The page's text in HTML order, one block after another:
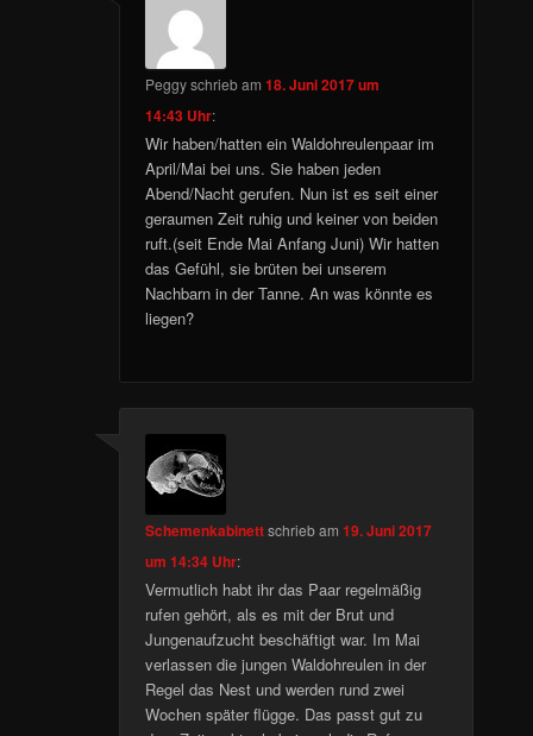
Peggyschriebam18. Juni 2017 um
14:43 Uhr:
Wir haben/hatten ein Waldohreulenpaar im
April/Mai bei uns. Sie haben jeden
Abend/Nacht gerufen. Nun ist es seit einer
geraumen Zeit ruhig und keiner von beiden
ruft.(seit Ende Mai Anfang Juni) Wir hatten
das Gefühl, sie brüten bei unserem
Nachbarn in der Tanne. An was könnte es
liegen?
Schemenkabinettschriebam19. Juni 2017
um 14:34 Uhr:
Vermutlich habt ihr das Paar regelmäßig
rufen gehört, als es mit der Brut und
Jungenaufzucht beschäftigt war. Im Mai
verlassen die jungen Waldohreulen in der
Regel das Nest und werden rund zwei
Wochen später flügge. Das passt gut zu